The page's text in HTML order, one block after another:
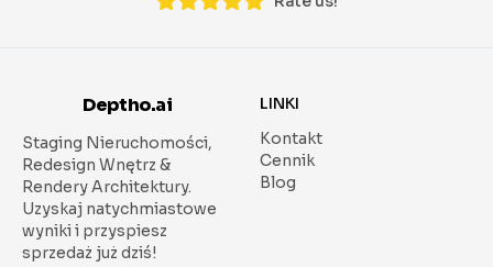
Deptho.ai
Staging Nieruchomości,
Redesign Wnętrz &
Rendery Architektury.
Uzyskaj natychmiastowe
wyniki i przyspiesz
sprzedaż już dziś!
LINKI
Kontakt
Cennik
Blog